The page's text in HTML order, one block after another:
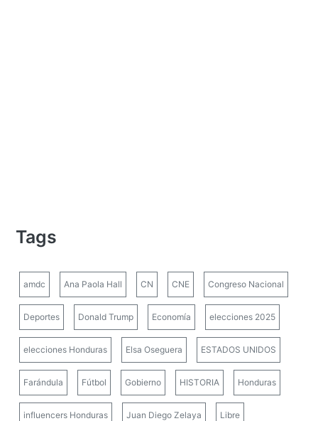
Tags
amdc Ana Paola Hall CN CNE Congreso Nacional
Deportes Donald Trump Economía elecciones 2025
elecciones Honduras Elsa Oseguera ESTADOS UNIDOS
Farándula Fútbol Gobierno HISTORIA Honduras
influencers Honduras Juan Diego Zelaya Libre